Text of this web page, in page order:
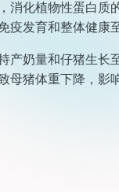
消化植物性蛋白质
发育和整体健康
产奶量和仔猪生长
猪体重下降，影